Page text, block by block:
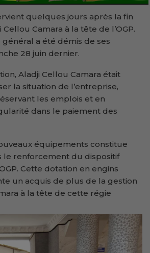
quelques jours après la fin
Cellou Camara à la tête de l’OGP.
général a été démis de ses
28 juin dernier.
Aladji Cellou Camara était
la situation de l’entreprise,
les emplois et en
dans le paiement des
équipements constitue
le renforcement du dispositif
Cette dotation en engins
un acquis de plus de la gestion
à la tête de cette régie